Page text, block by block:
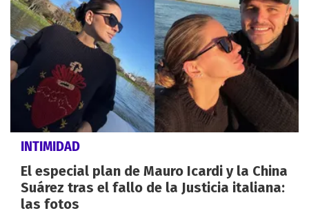
INTIMIDAD
El especial plan de Mauro Icardi y la China
Suárez tras el fallo de la Justicia italiana:
las fotos